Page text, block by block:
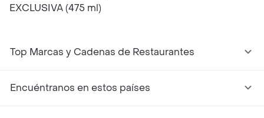
EXCLUSIVA (475 ml)
Top Marcas y Cadenas de Restaurantes
Encuéntranos en estos países